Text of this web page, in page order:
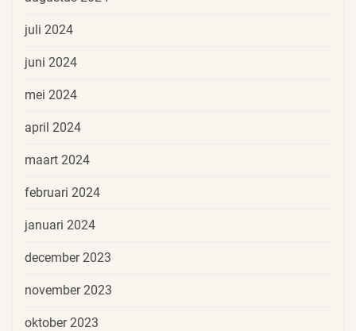
juli 2024
juni 2024
mei 2024
april 2024
maart 2024
februari 2024
januari 2024
december 2023
november 2023
oktober 2023